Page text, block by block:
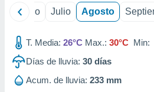
1199
Junio Julio Agosto
T. Media: 26°C Max.: 30°C Min:
Días de lluvia: 30 días
Acum. de lluvia: 233 mm